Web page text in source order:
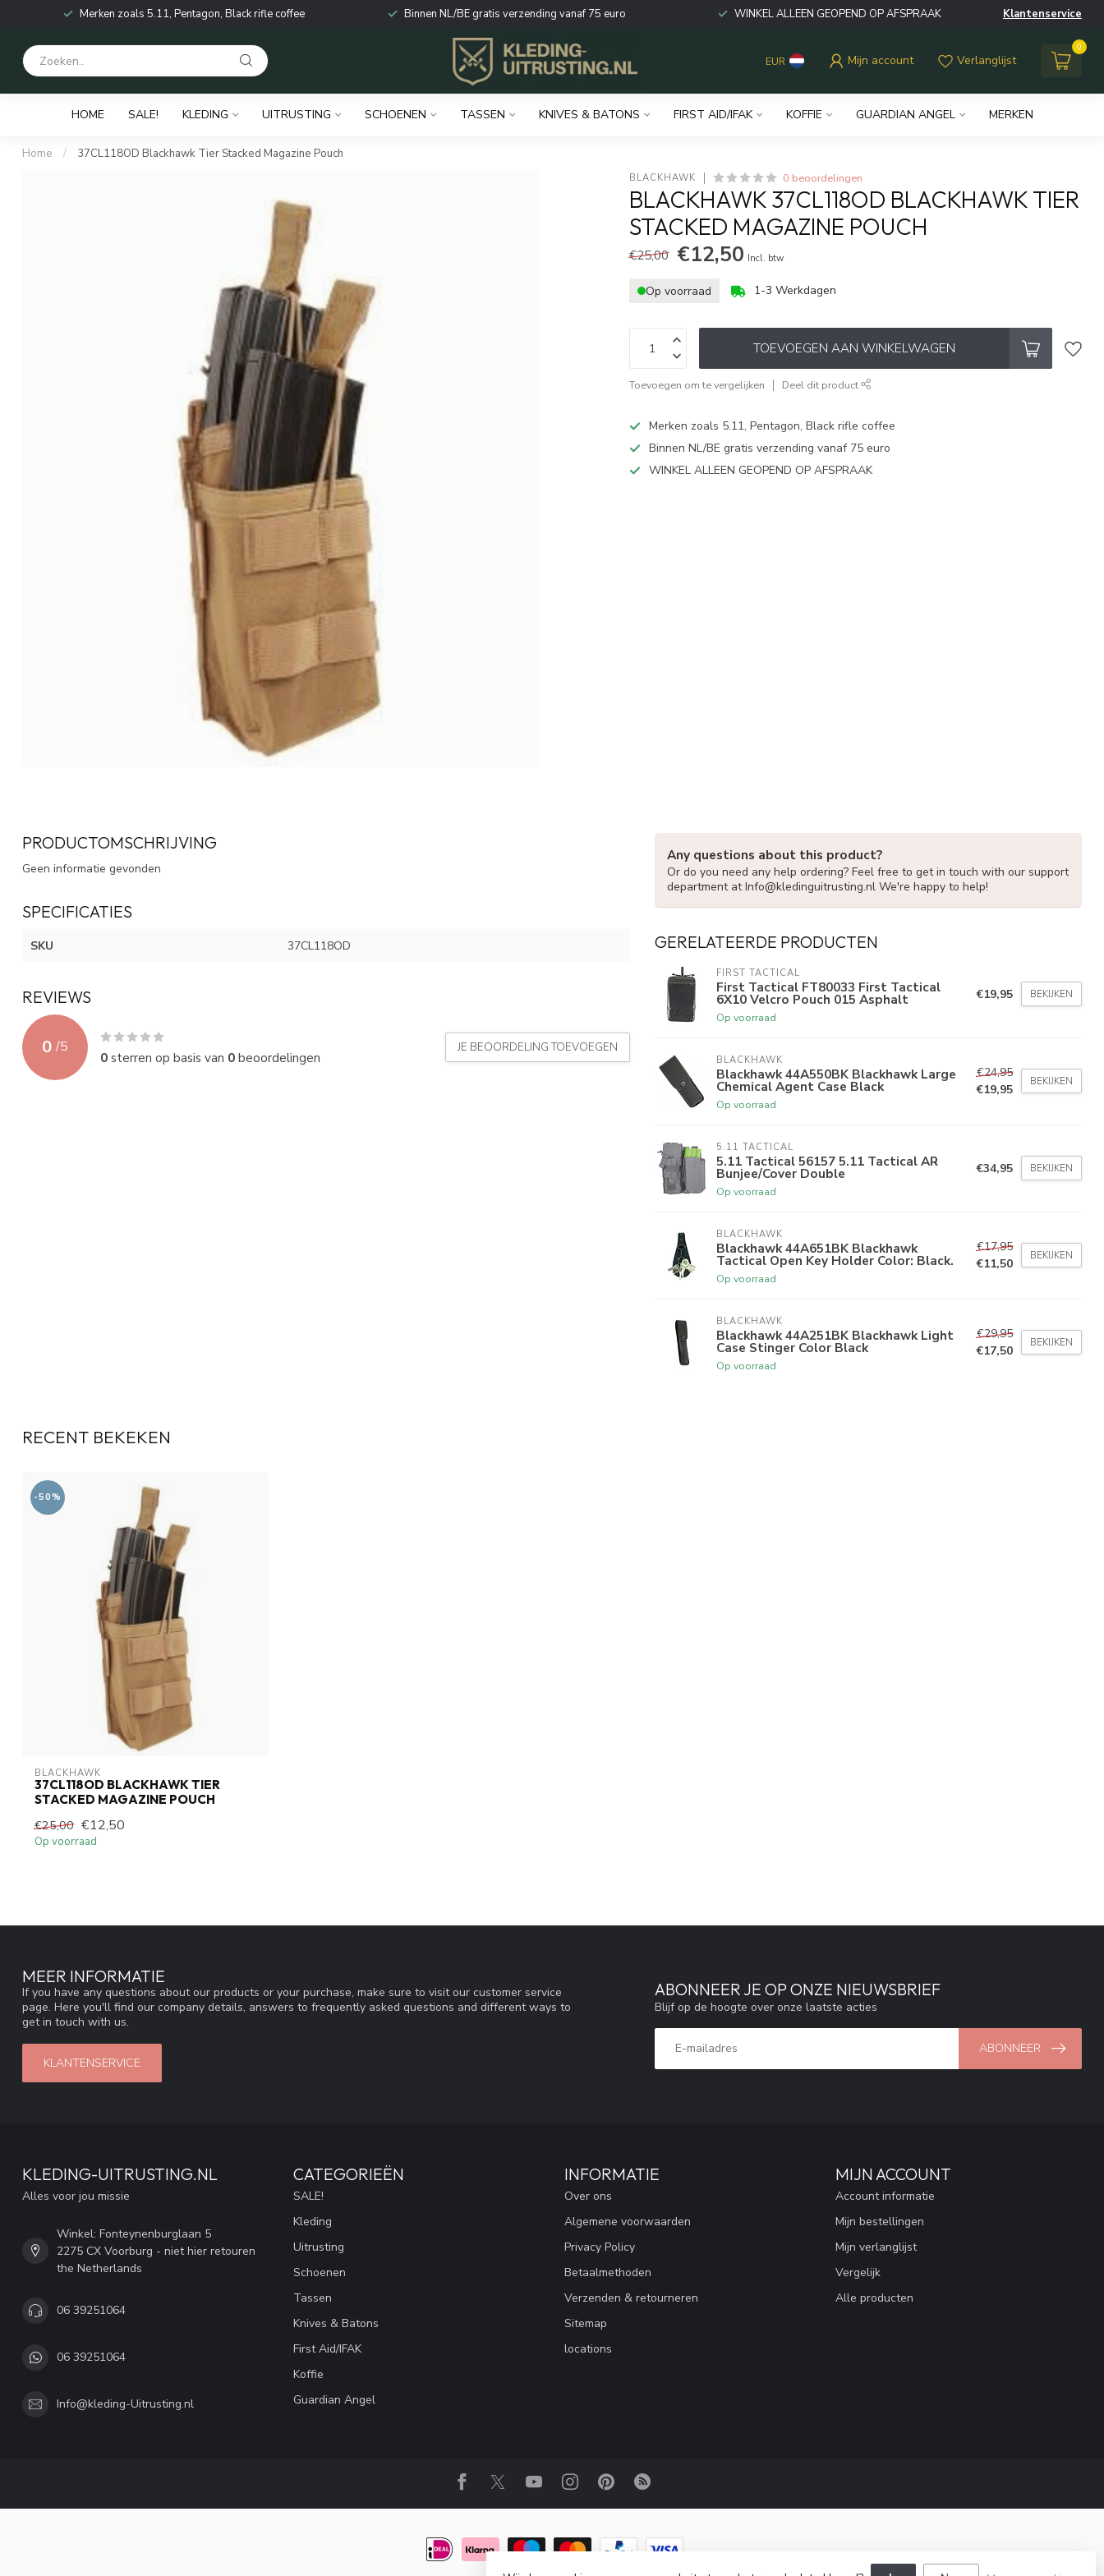
Merken zoals 5.11, Pentagon, Black rifle coffee Binnen NL/BE gratis verzending vanaf 75 euro WINKEL ALLEEN GEOPEND OP AFSPRAAK Klantenservice
EUR Mijn account Verlanglijst
0
HOME SALE! KLEDING UITRUSTING SCHOENEN TASSEN KNIVES & BATONS FIRST AID/IFAK KOFFIE GUARDIAN ANGEL MERKEN
Home / 37CL118OD Blackhawk Tier Stacked Magazine Pouch
BLACKHAWK 0 beoordelingen
BLACKHAWK 37CL118OD BLACKHAWK TIER
STACKED MAGAZINE POUCH
€25,00 €12,50 Incl. btw
Op voorraad 1-3 Werkdagen
TOEVOEGEN AAN WINKELWAGEN
Toevoegen om te vergelijken Deel dit product
Merken zoals 5.11, Pentagon, Black rifle coffee
Binnen NL/BE gratis verzending vanaf 75 euro
WINKEL ALLEEN GEOPEND OP AFSPRAAK
PRODUCTOMSCHRIJVING
Geen informatie gevonden
SPECIFICATIES
SKU 37CL118OD
REVIEWS
0 /5
0sterren op basis van 0beoordelingen
JE BEOORDELING TOEVOEGEN
Any questions about this product?
Or do you need any help ordering? Feel free to get in touch with our support
department atInfo@kledinguitrusting.nl We're happy to help!
GERELATEERDE PRODUCTEN
FIRST TACTICAL
First Tactical FT80033 First Tactical
6X10 Velcro Pouch 015 Asphalt
Op voorraad
€19,95 BEKIJKEN
BLACKHAWK
Blackhawk 44A550BK Blackhawk Large
Chemical Agent Case Black
Op voorraad
€24,95
€19,95
BEKIJKEN
5.11 TACTICAL
5.11 Tactical 56157 5.11 Tactical AR
Bunjee/Cover Double
Op voorraad
€34,95 BEKIJKEN
BLACKHAWK
Blackhawk 44A651BK Blackhawk
Tactical Open Key Holder Color: Black.
Op voorraad
€17,95
€11,50
BEKIJKEN
BLACKHAWK
Blackhawk 44A251BK Blackhawk Light
Case Stinger Color Black
Op voorraad
€29,95
€17,50
BEKIJKEN
RECENT BEKEKEN
-50%
BLACKHAWK
37CL118OD BLACKHAWK TIER
STACKED MAGAZINE POUCH
€25,00 €12,50
Op voorraad
MEER INFORMATIE
If you have any questions about our products or your purchase, make sure to visit our customer service
page. Here you'll find our company details, answers to frequently asked questions and different ways to
get in touch with us.
KLANTENSERVICE
ABONNEER JE OP ONZE NIEUWSBRIEF
Blijf op de hoogte over onze laatste acties
ABONNEER
KLEDING-UITRUSTING.NL
Alles voor jou missie
Winkel: Fonteynenburglaan 5
2275 CX Voorburg - niet hier retouren
the Netherlands
06 39251064
06 39251064
Info@kleding-Uitrusting.nl
CATEGORIEËN
SALE!
Kleding
Uitrusting
Schoenen
Tassen
Knives & Batons
First Aid/IFAK
Koffie
Guardian Angel
INFORMATIE
Over ons
Algemene voorwaarden
Privacy Policy
Betaalmethoden
Verzenden & retourneren
Sitemap
locations
MIJN ACCOUNT
Account informatie
Mijn bestellingen
Mijn verlanglijst
Vergelijk
Alle producten